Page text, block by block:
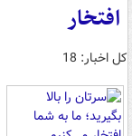
افتخار
کل اخبار: 18